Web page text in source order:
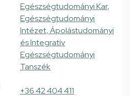
Egészségtudományi Kar,
Egészségtudományi
Intézet, Ápolástudományi
és Integratív
Egészségtudományi
Tanszék
+36 42 404 411